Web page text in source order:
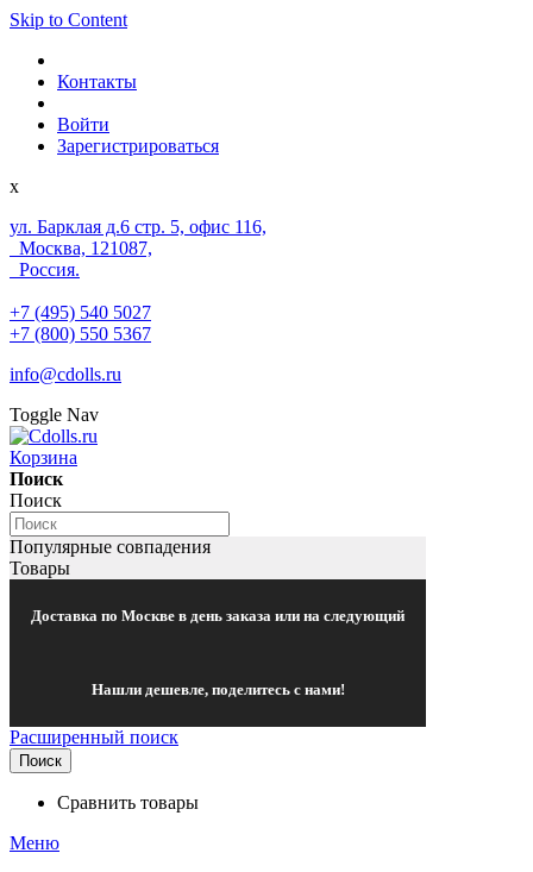
Skip to Content
Контакты
Войти
Зарегистрироваться
x
ул. Барклая д.6 стр. 5, офис 116,
Москва, 121087,
Россия.
+7 (495) 540 5027
+7 (800) 550 5367
info@cdolls.ru
Toggle Nav
Корзина
Поиск
Поиск
Популярные совпадения
Товары
Доставка по Москве в день заказа или на следующий
Нашли дешевле, поделитесь с нами!
Расширенный поиск
Поиск
Сравнить товары
Меню